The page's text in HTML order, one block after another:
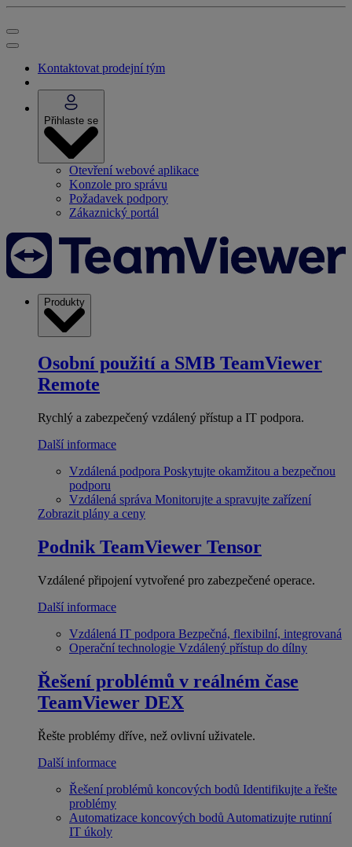
Kontaktovat prodejní tým
Přihlaste se
Otevření webové aplikace
Konzole pro správu
Požadavek podpory
Zákaznický portál
Produkty
Osobní použití a SMB TeamViewer
Remote
Rychlý a zabezpečený vzdálený přístup a IT podpora.
Další informace
Vzdálená podpora Poskytujte okamžitou a bezpečnou
podporu
Vzdálená správa Monitorujte a spravujte zařízení
Zobrazit plány a ceny
Podnik TeamViewer Tensor
Vzdálené připojení vytvořené pro zabezpečené operace.
Další informace
Vzdálená IT podpora Bezpečná, flexibilní, integrovaná
Operační technologie Vzdálený přístup do dílny
Řešení problémů v reálném čase
TeamViewer DEX
Řešte problémy dříve, než ovlivní uživatele.
Další informace
Řešení problémů koncových bodů Identifikujte a řešte
problémy
Automatizace koncových bodů Automatizujte rutinní
IT úkoly